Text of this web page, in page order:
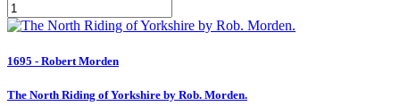
1695 - Robert Morden
The North Riding of Yorkshire by Rob. Morden.